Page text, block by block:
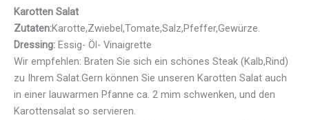
Karotten Salat
Zutaten:Karotte,Zwiebel,Tomate,Salz,Pfeffer,Gewürze.
Dressing: Essig- Öl- Vinaigrette
Wir empfehlen: Braten Sie sich ein schönes Steak (Kalb,Rind)
zu Ihrem Salat.Gern können Sie unseren Karotten Salat auch
in einer lauwarmen Pfanne ca. 2 mim schwenken, und den
Karottensalat so servieren.